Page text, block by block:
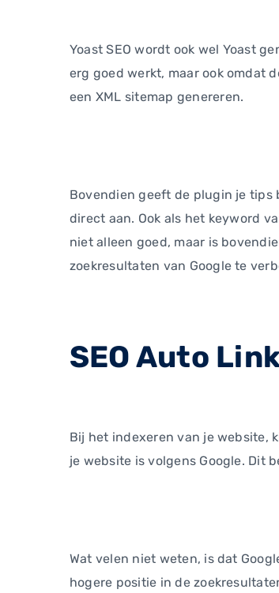
Yoast SEO wordt ook wel Yoast
erg goed werkt, maar ook omdat
een XML sitemap genereren.
Bovendien geeft de plugin je tips
direct aan. Ook als het keyword
niet alleen goed, maar is
zoekresultaten van Google te
SEO Auto
Bij het indexeren van je website,
je website is volgens Google. Dit
Wat velen niet weten, is dat
hogere positie in de